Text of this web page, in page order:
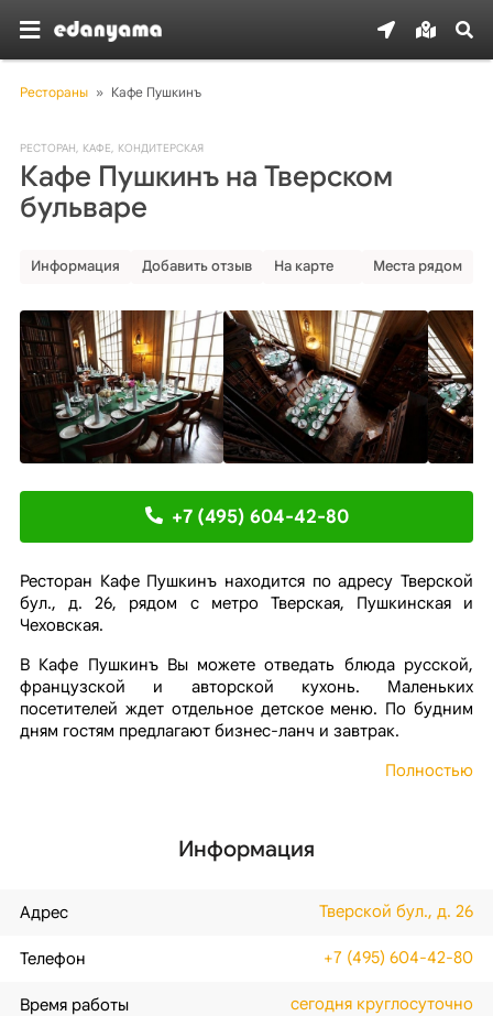
Рестораны » Кафе Пушкинъ
РЕСТОРАН, КАФЕ, КОНДИТЕРСКАЯ
Кафе Пушкинъ на Тверском
бульваре
Информация Добавить отзыв На карте Места рядом
+7 (495) 604-42-80
Ресторан Кафе Пушкинъ находится по адресу Тверской
бул., д. 26, рядом с метро Тверская, Пушкинская и
Чеховская.
В Кафе Пушкинъ Вы можете отведать блюда русской,
французской и авторской кухонь. Маленьких
посетителей ждет отдельное детское меню. По будним
дням гостям предлагают бизнес-ланч и завтрак.
Полностью
Информация
Адрес Тверской бул., д. 26
Телефон +7 (495) 604-42-80
Время работы сегодня круглосуточно